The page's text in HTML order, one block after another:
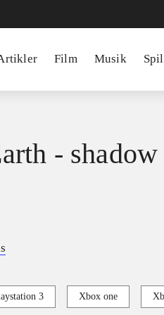
Film Musik Spil
-
3 Xbox one